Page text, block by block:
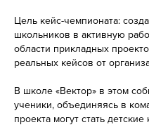
Цель кейс-чемпионата:
школьников в активную
области прикладных
реальных кейсов от
В школе «Вектор» в этом
ученики, объединяясь в
проекта могут стать